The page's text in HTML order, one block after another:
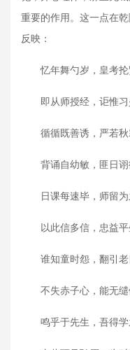
重要的作用。这一点在
反映：
忆年舞勺岁，皇考抡
即从师授经，讵惟习
循循既善诱，严若秋
背诵自幼敏，匪日诩
日课每速毕，师留为
以此信多信，忠益平
谁知童时怨，翻引老
不失赤子心，能无缱
鸣乎于先生，吾得学